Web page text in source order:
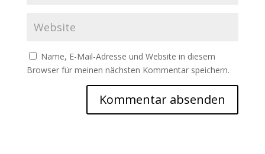
Name, E-Mail-Adresse und Website in diesem
Browser für meinen nächsten Kommentar speichern.